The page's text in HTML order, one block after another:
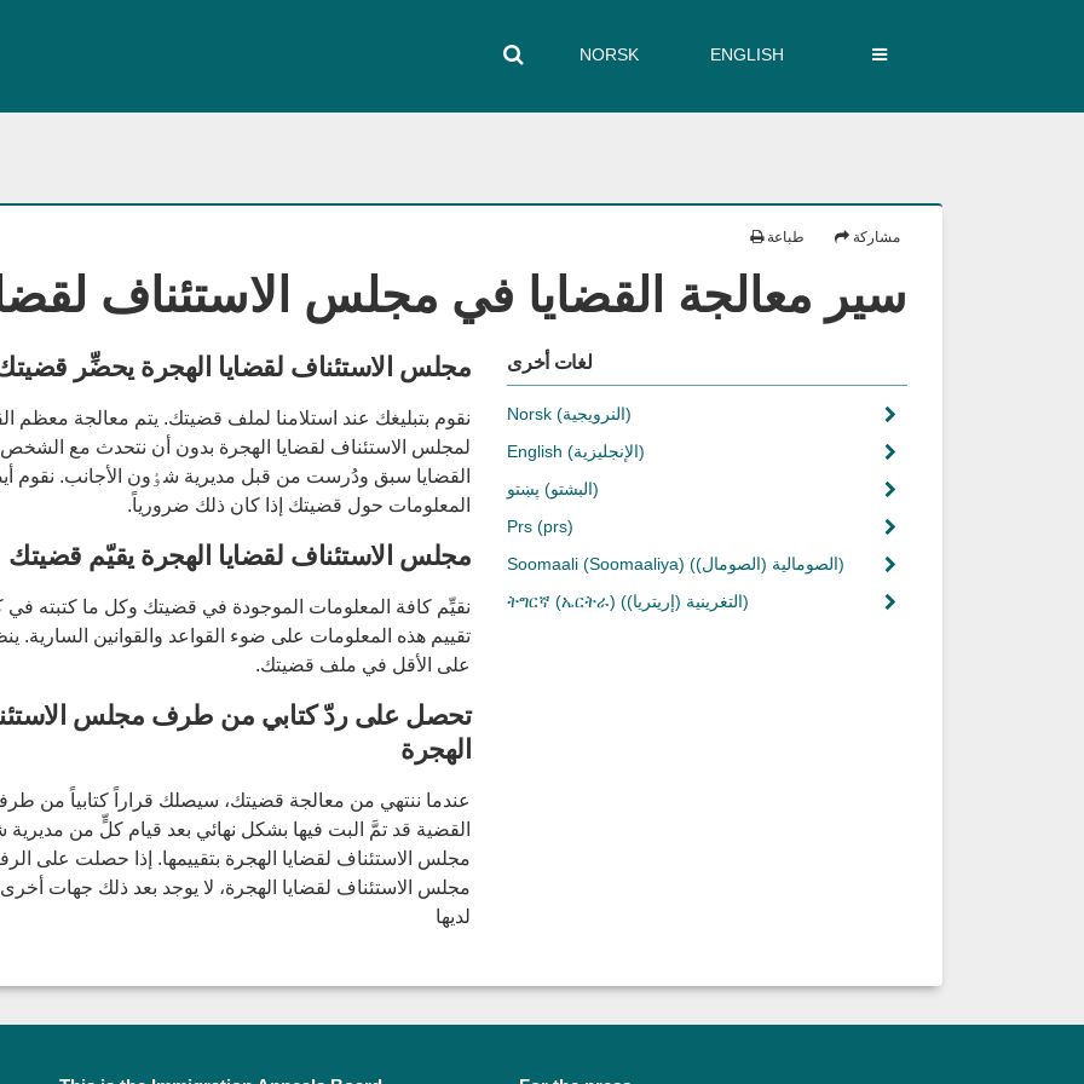
NORSK ENGLISH
طباعة مشارکة
سیر معالجة القضایا في مجلس الاستئناف
مجلس الاستئناف لقضایا الهجرة یحضِّر
نقوم بتبلیغك عند استلامنا لملف قضیتك. یتم معالجة معظم
لمجلس الاستئناف لقضایا الهجرة بدون أن نتحدث مع الشخص
القضایا سبق ودُرست من قبل مدیریة شٶون الأجانب. نقوم
المعلومات حول قضیتك إذا کان ذلك ضروریاً.
مجلس الاستئناف لقضایا الهجرة یقیّم قضیتك
نقیِّم کافة المعلومات الموجودة في قضیتك وکل ما کتبتە في
تقییم هذە المعلومات علی ضوء القواعد والقوانین السارية.
علی الأقل في ملف قضیتك.
تحصل علی ردّ کتابي من طرف مجلس
الهجرة
عندما ننتهي من معالجة قضیتك، سیصلك قراراً کتابياً من
القضیة قد تمَّ البت فیها بشکل نهائي بعد قیام کلٍّ من
مجلس الاستئناف لقضایا الهجرة بتقییمها. إذا حصلت علی
مجلس الاستئناف لقضایا الهجرة، لا یوجد بعد ذلك جهات
لدیها
لغات أخری
Norsk
(النرويجية)
English
(الإنجليزية)
پښتو
(البشتو)
Prs (prs)
Soomaali (Soomaaliya)
(الصومالية (الصومال))
ትግርኛ (ኤርትራ)
(التغرينية (إريتريا))